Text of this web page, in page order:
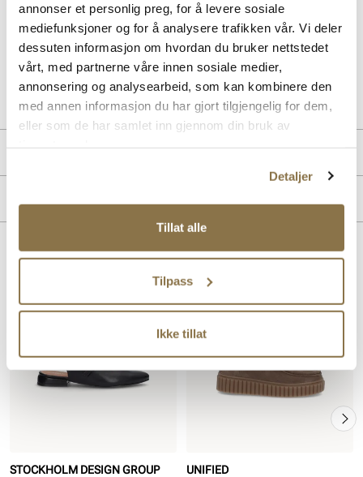
annonser et personlig preg, for å levere sosiale
mediefunksjoner og for å analysere trafikken vår. Vi deler
dessuten informasjon om hvordan du bruker nettstedet
vårt, med partnerne våre innen sosiale medier,
annonsering og analysearbeid, som kan kombinere den
med annen informasjon du har gjort tilgjengelig for dem,
eller som de har samlet inn gjennom din bruk av
Detaljer
Tillat alle
Tilpass
Ikke tillat
Martens’ signaturkomfort. Med ikonisk gul søm og den legendariske
AirWair-sålen får du både stil og komfort som varer i årevis. Perfekt
for deg som vil ha en sko som tåler alt – og ser bedre ut med tiden.
32192414
Lev. art. nr
24256001
Produktdetaljer
For:Skinn
Lignende produkter
STOCKHOLM DESIGN GROUP
UNIFIED